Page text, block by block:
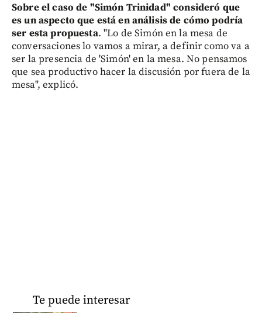
Sobre el caso de "Simón Trinidad" consideró que
es un aspecto que está en análisis de cómo podría
ser esta propuesta. "Lo de Simón en la mesa de
conversaciones lo vamos a mirar, a definir como va a
ser la presencia de 'Simón' en la mesa. No pensamos
que sea productivo hacer la discusión por fuera de la
mesa", explicó.
Te puede interesar